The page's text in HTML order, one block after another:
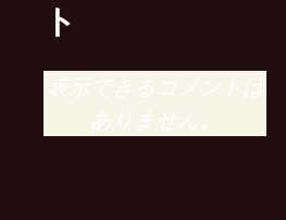
ト
表示できるコメントは
ありません。